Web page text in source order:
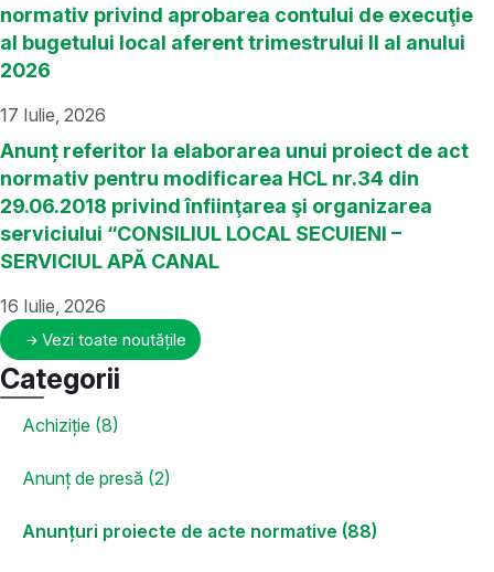
normativ privind aprobarea contului de execuţie
al bugetului local aferent trimestrului II al anului
2026
17 Iulie, 2026
Anunț referitor la elaborarea unui proiect de act
normativ pentru modificarea HCL nr.34 din
29.06.2018 privind înfiinţarea şi organizarea
serviciului “CONSILIUL LOCAL SECUIENI –
SERVICIUL APĂ CANAL
16 Iulie, 2026
Vezi toate noutățile
Categorii
Achiziție (8)
Anunț de presă (2)
Anunțuri proiecte de acte normative (88)